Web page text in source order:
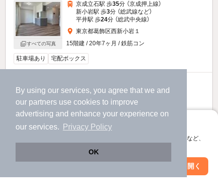
By using our services, you agree that we and
our partners use cookies to improve
advertising and enhance your experience on
our services.
Privacy Policy
OK
アプリに切り替えて、サクサクお部屋探し
会員登録なしですぐ使える。マップ検索やお気に入り保存など、
アプリを開く
すべての写真
京成立石駅 歩35分 （京成押上線）
新小岩駅 歩3分 （総武線など）
平井駅 歩24分 （総武中央線）
東京都葛飾区西新小岩１
15階建 / 20年7ヶ月 / 鉄筋コン
駐車場あり 宅配ボックス
27
（管理費10,000円）
敷 270,000円
10階 / 3LDK / 72.97㎡
絞り込み条件を変更